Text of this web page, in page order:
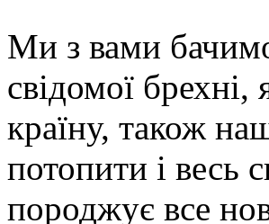
Ми з вами бачимо
свідомої
країну, також
потопити і весь
породжує все